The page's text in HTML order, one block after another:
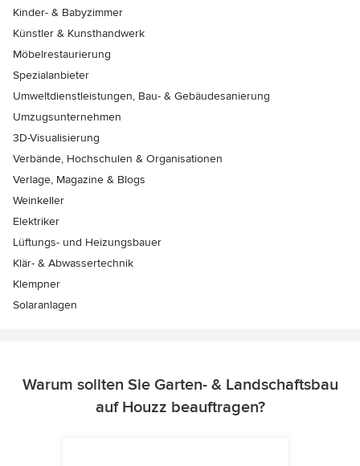
Kinder- & Babyzimmer
Künstler & Kunsthandwerk
Möbelrestaurierung
Spezialanbieter
Umweltdienstleistungen, Bau- & Gebäudesanierung
Umzugsunternehmen
3D-Visualisierung
Verbände, Hochschulen & Organisationen
Verlage, Magazine & Blogs
Weinkeller
Elektriker
Lüftungs- und Heizungsbauer
Klär- & Abwassertechnik
Klempner
Solaranlagen
Warum sollten Sie Garten- & Landschaftsbau
auf Houzz beauftragen?